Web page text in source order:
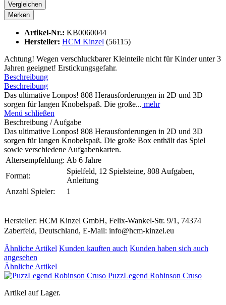
Vergleichen
Merken
Artikel-Nr.: KB0060044
Hersteller: HCM Kinzel (56115)
Achtung! Wegen verschluckbarer Kleinteile nicht für Kinder unter 3
Jahren geeignet! Erstickungsgefahr.
Beschreibung
Beschreibung
Das ultimative Lonpos! 808 Herausforderungen in 2D und 3D
sorgen für langen Knobelspaß. Die große... mehr
Menü schließen
Beschreibung / Aufgabe
Das ultimative Lonpos! 808 Herausforderungen in 2D und 3D
sorgen für langen Knobelspaß. Die große Box enthält das Spiel
sowie verschiedene Aufgabenkarten.
Altersempfehlung: Ab 6 Jahre
Format:
Spielfeld, 12 Spielsteine, 808 Aufgaben,
Anleitung
Anzahl Spieler:
1
Hersteller: HCM Kinzel GmbH, Felix-Wankel-Str. 9/1, 74374
Zaberfeld, Deutschland, E-Mail: info@hcm-kinzel.eu
Ähnliche Artikel Kunden kauften auch Kunden haben sich auch
angesehen
Ähnliche Artikel
PuzzLegend Robinson Cruso
Artikel auf Lager.